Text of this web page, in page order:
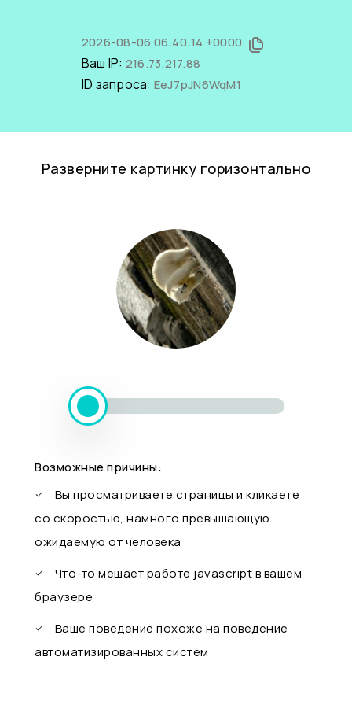
2026-08-06 06:40:14 +0000
Ваш IP: 216.73.217.88
ID запроса: EeJ7pJN6WqM1
Разверните картинку горизонтально
Возможные причины:
Вы просматриваете страницы и кликаете
со скоростью, намного превышающую
ожидаемую от человека
Что-то мешает работе javascript в вашем
браузере
Ваше поведение похоже на поведение
автоматизированных систем